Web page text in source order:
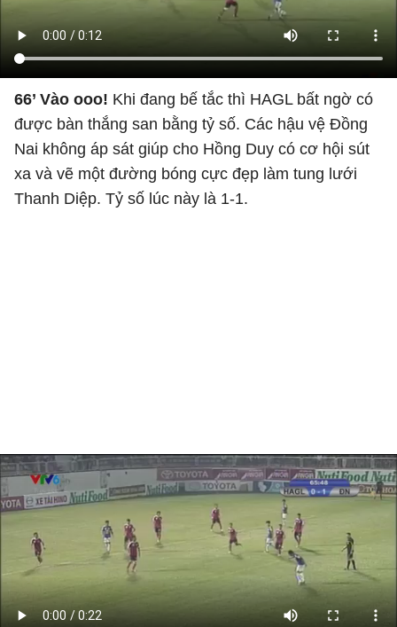
66’ Vào ooo! Khi đang bế tắc thì HAGL bất ngờ có
được bàn thắng san bằng tỷ số. Các hậu vệ Đồng
Nai không áp sát giúp cho Hồng Duy có cơ hội sút
xa và vẽ một đường bóng cực đẹp làm tung lưới
Thanh Diệp. Tỷ số lúc này là 1-1.